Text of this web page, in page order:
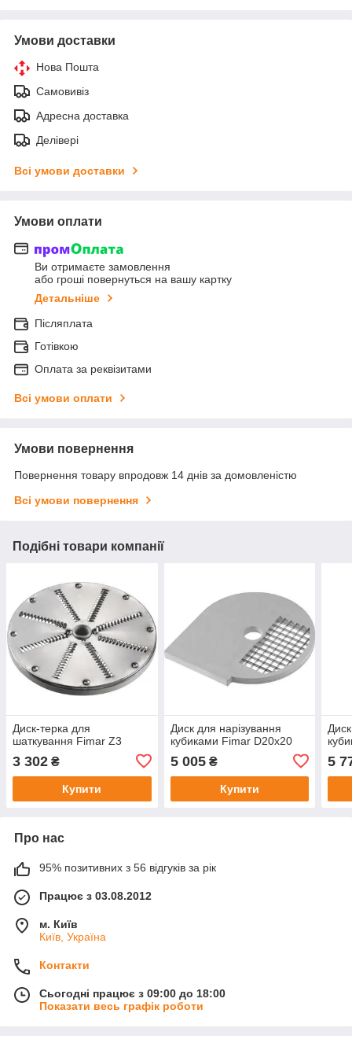
Умови доставки
Нова Пошта
Самовивіз
Адресна доставка
Делівері
Всі умови доставки
Умови оплати
Ви отримаєте замовлення
або гроші повернуться на вашу картку
Детальніше
Післяплата
Готівкою
Оплата за реквізитами
Всі умови оплати
Умови повернення
Повернення товару впродовж 14 днів за домовленістю
Всі умови повернення
Подібні товари компанії
Диск-терка для
шаткування Fimar Z3
3 302 ₴
Купити
Диск для нарізування
кубиками Fimar D20х20
5 005₴
Купити
5
Про нас
95% позитивних з 56 відгуків за рік
Працює з 03.08.2012
м. Київ
Київ, Україна
Контакти
Сьогодні працює з 09:00 до 18:00
Показати весь графік роботи